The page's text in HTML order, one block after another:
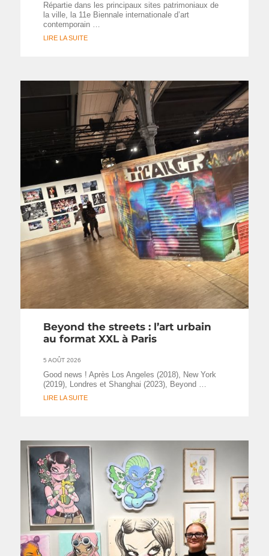
Répartie dans les principaux sites patrimoniaux de
la ville, la 11e Biennale internationale d’art
contemporain …
LIRE LA SUITE
Beyond the streets : l’art urbain
au format XXL à Paris
5 AOÛT 2026
Good news ! Après Los Angeles (2018), New York
(2019), Londres et Shanghai (2023), Beyond …
LIRE LA SUITE